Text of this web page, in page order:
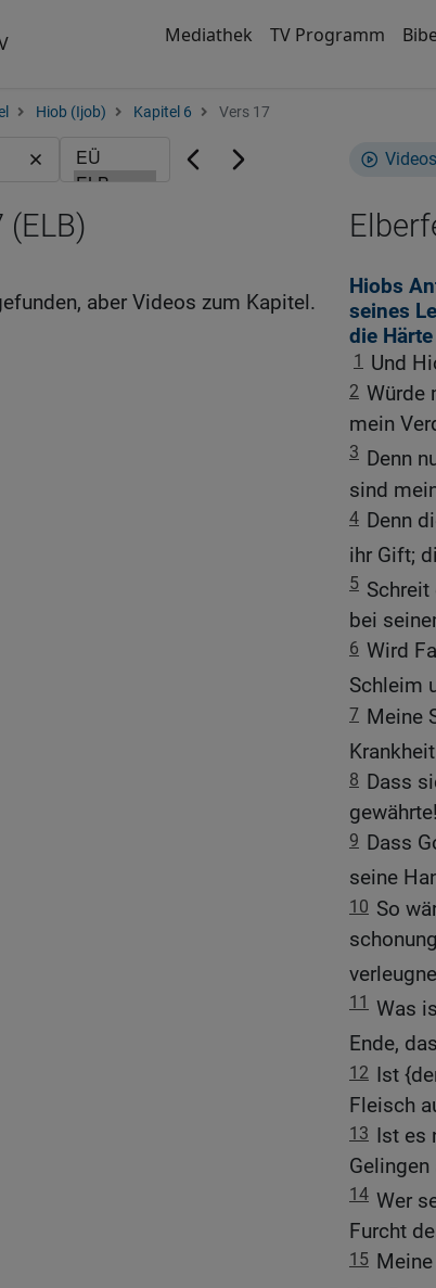
Mediathek TV Programm
Hiob (Ijob) Kapitel 6 Vers 17
Hiobs
seines
die
1 Und
2 Würde
mein
3 Denn
sind
4 Denn
ihr Gift;
5 Schreit
bei
6 Wird
Schleim
7 Meine
8 Dass
gewährte!
9 Dass
seine
10 So
11 Was
Ende,
12 Ist
Fleisch
13 Ist es
14 Wer
Furcht
15
aber Videos zum Kapitel.